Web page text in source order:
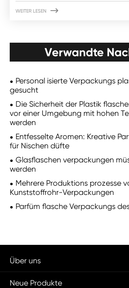
WEITER LESEN 
Verwandte
Personal isierte Verpackungs
gesucht
Die Sicherheit der Plastik
vor einer Umgebung mit hohen
werden
Entfesselte Aromen: Kreative
für Nischen düfte
Glasflaschen verpackungen
werden
Mehrere Produktions prozesse
Kunststoffrohr-Verpackungen
Parfüm flasche Verpackungs
Über uns
Neue Produkte